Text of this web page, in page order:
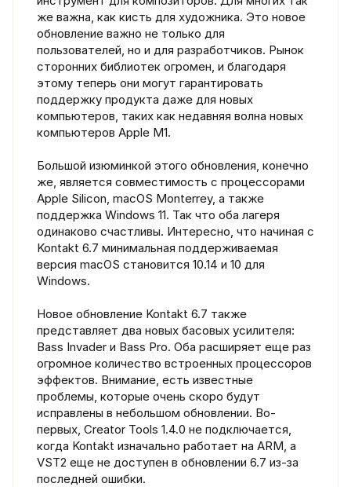
же важна, как кисть для художника. Это новое
обновление важно не только для
пользователей, но и для разработчиков. Рынок
сторонних библиотек огромен, и благодаря
этому теперь они могут гарантировать
поддержку продукта даже для новых
компьютеров, таких как недавняя волна новых
компьютеров Apple M1.
Большой изюминкой этого обновления, конечно
же, является совместимость с процессорами
Apple Silicon, macOS Monterrey, а также
поддержка Windows 11. Так что оба лагеря
одинаково счастливы. Интересно, что начиная с
Kontakt 6.7 минимальная поддерживаемая
версия macOS становится 10.14 и 10 для
Windows.
Новое обновление Kontakt 6.7 также
представляет два новых басовых усилителя:
Bass Invader и Bass Pro. Оба расширяет еще раз
огромное количество встроенных процессоров
эффектов. Внимание, есть известные
проблемы, которые очень скоро будут
исправлены в небольшом обновлении. Во-
первых, Creator Tools 1.4.0 не подключается,
когда Kontakt изначально работает на ARM, а
VST2 еще не доступен в обновлении 6.7 из-за
последней ошибки.